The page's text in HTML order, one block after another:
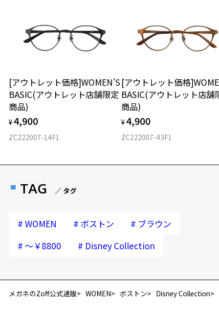
再入荷お知らせメールのお申し込み
[アウトレット価格]WOMEN’S
BASIC(アウトレット店舗限定
商品)
¥4,900
ZC222007-14F1
[アウトレット価格
BASIC(アウトレット店舗
商品)
¥4,900
ZC222007-43F1
TAG ／ タグ
# WOMEN # ボストン # ブラウン
# ～￥8800 # Disney Collection
メガネのZoff公式通販 WOMEN ボストン Disney Collection